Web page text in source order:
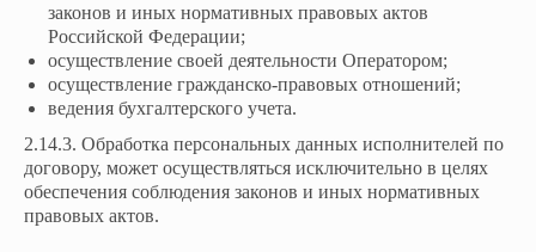
законов и иных нормативных правовых актов
Российской Федерации;
осуществление своей деятельности Оператором;
осуществление гражданско-правовых отношений;
ведения бухгалтерского учета.
2.14.3. Обработка персональных данных исполнителей по
договору, может осуществляться исключительно в целях
обеспечения соблюдения законов и иных нормативных
правовых актов.